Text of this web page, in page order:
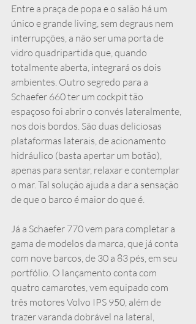
Entre a praça de popa e o salão há um
único e grande living, sem degraus nem
interrupções, a não ser uma porta de
vidro quadripartida que, quando
totalmente aberta, integrará os dois
ambientes. Outro segredo para a
Schaefer 660 ter um cockpit tão
espaçoso foi abrir o convés lateralmente,
nos dois bordos. São duas deliciosas
plataformas laterais, de acionamento
hidráulico (basta apertar um botão),
apenas para sentar, relaxar e contemplar
o mar. Tal solução ajuda a dar a sensação
de que o barco é maior do que é.
Já a Schaefer 770 vem para completar a
gama de modelos da marca, que já conta
com nove barcos, de 30 a 83 pés, em seu
portfólio. O lançamento conta com
quatro camarotes, vem equipado com
três motores Volvo IPS 950, além de
trazer varanda dobrável na lateral,